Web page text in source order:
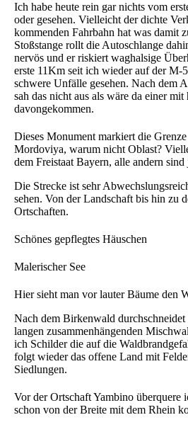
Ich habe heute rein gar nichts vom
oder gesehen. Vielleicht der dichte
kommenden Fahrbahn hat was damit
Stoßstange rollt die Autoschlange
nervös und er riskiert waghalsige
erste 11Km seit ich wieder auf der M-
schwere Unfälle gesehen. Nach dem
sah das nicht aus als wäre da einer
davongekommen.
Dieses Monument markiert die
Mordoviya, warum nicht Oblast?
dem Freistaat Bayern, alle andern sind
Die Strecke ist sehr
sehen. Von der Landschaft bis hin zu
Ortschaften.
Schönes gepflegtes Häuschen
Malerischer See
Hier sieht man vor lauter Bäume den
Nach dem Birkenwald
langen zusammenhängenden
ich Schilder die auf die
folgt wieder das offene Land mit
Siedlungen.
Vor der Ortschaft Yambino überquere
schon von der Breite mit dem Rhein